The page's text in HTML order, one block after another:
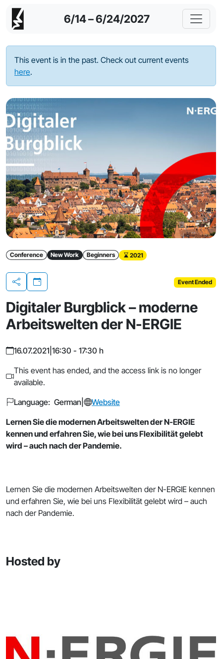
6/14 – 6/24/2027
This event is in the past. Check out current events
here.
Conference New Work Beginners 2021
Share
Event Ended
Digitaler Burgblick – moderne
Arbeitswelten der N-ERGIE
16.07.2021 16:30 - 17:30 h
This event has ended, and the access link is no longer
available.
Language: German
Website
Lernen Sie die modernen Arbeitswelten der N-ERGIE
kennen und erfahren Sie, wie bei uns Flexibilität gelebt
wird – auch nach der Pandemie.
Lernen Sie die modernen Arbeitswelten der N-ERGIE kennen
und erfahren Sie, wie bei uns Flexibilität gelebt wird – auch
nach der Pandemie.
Hosted by